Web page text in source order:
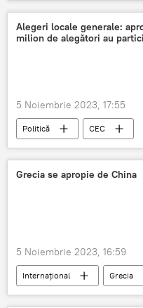
Alegeri locale generale:
milion de alegători au
5 Noiembrie 2023, 17:55
Politică
CEC
Alegeri locale generale în
Grecia se apropie de China
5 Noiembrie 2023, 16:59
Internațional Grecia